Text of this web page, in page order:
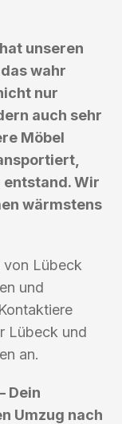
unseren
wahr
nur
auch sehr
Möbel
entstand. Wir
wärmstens
von Lübeck
und
Lübeck und
an.
Dein
Umzug nach